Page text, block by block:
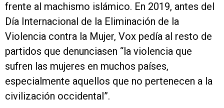
frente al machismo islámico. En 2019, antes del
Día Internacional de la Eliminación de la
Violencia contra la Mujer, Vox pedía al resto de
partidos que denunciasen “la violencia que
sufren las mujeres en muchos países,
especialmente aquellos que no pertenecen a la
civilización occidental”.